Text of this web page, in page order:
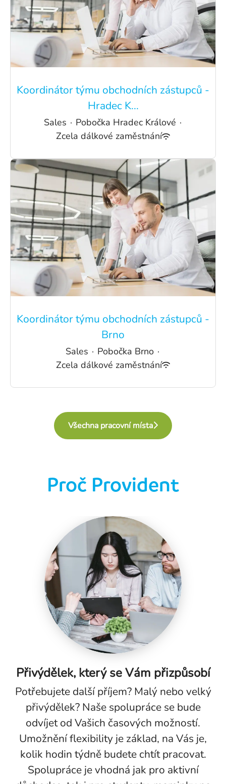
Koordinátor týmu obchodních zástupců -
Hradec K...
Sales · Pobočka Hradec Králové ·
Zcela dálkové zaměstnání
Koordinátor týmu obchodních zástupců -
Brno
Sales · Pobočka Brno ·
Zcela dálkové zaměstnání
Všechna pracovní místa
Proč Provident
Přivýdělek, který se Vám přizpůsobí
Potřebujete další příjem? Malý nebo velký
přivýdělek? Naše spolupráce se bude
odvíjet od Vašich časových možností.
Umožnění flexibility je základ, na Vás je,
kolik hodin týdně budete chtít pracovat.
Spolupráce je vhodná jak pro aktivní